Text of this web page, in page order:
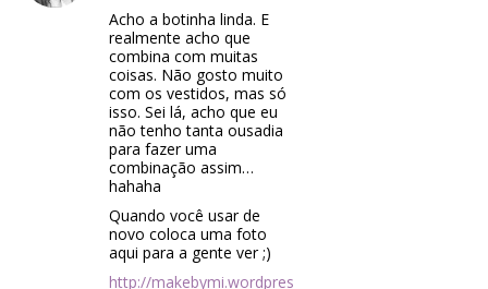
Acho a botinha linda. E
realmente acho que
combina com muitas
coisas. Não gosto muito
com os vestidos, mas só
isso. Sei lá, acho que eu
não tenho tanta ousadia
para fazer uma
combinação assim…
hahaha
Quando você usar de
novo coloca uma foto
aqui para a gente ver ;)
http://makebymi.wordpres